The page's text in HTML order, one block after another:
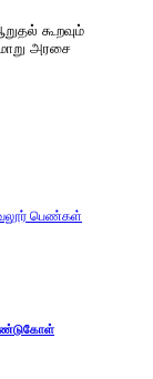
கூறவும்
அரசை
பெண்கள்